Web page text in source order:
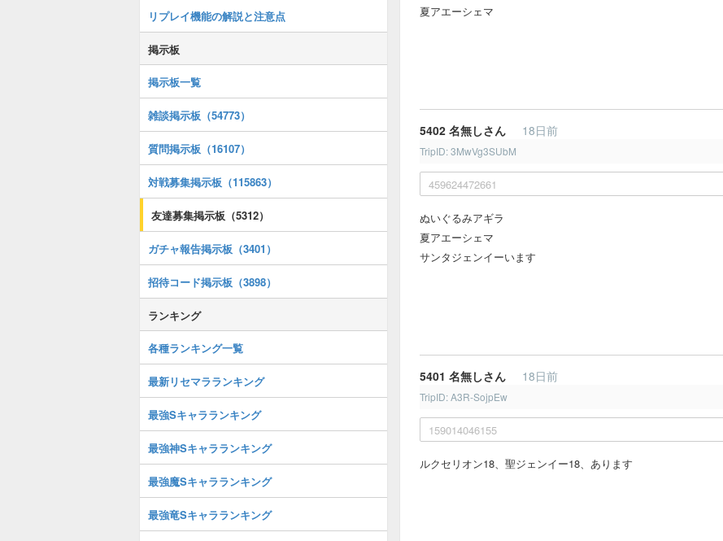
夏アエーシェマ
5402 名無しさん 18日前
TripID: 3MwVg3SUbM
459624472661
ぬいぐるみアギラ
夏アエーシェマ
サンタジェンイーいます
5401 名無しさん 18日前
TripID: A3R-SojpEw
159014046155
ルクセリオン18、聖ジェンイー18、あります
リプレイ機能の解説と注意点
掲示板
掲示板一覧
雑談掲示板（54773）
質問掲示板（16107）
対戦募集掲示板（115863）
友達募集掲示板（5312）
ガチャ報告掲示板（3401）
招待コード掲示板（3898）
ランキング
各種ランキング一覧
最新リセマラランキング
最強Sキャラランキング
最強神Sキャラランキング
最強魔Sキャラランキング
最強竜Sキャラランキング